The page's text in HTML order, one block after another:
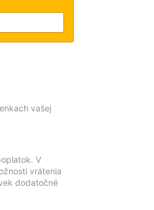
vašej
V
vrátenia
dodatočné